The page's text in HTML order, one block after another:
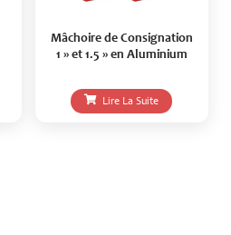
Mâchoire de Consignation
1 » et 1.5 » en Aluminium
Lire La Suite